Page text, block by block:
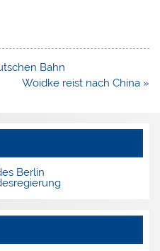
Bahn
Woidke reist nach China »
Berlin